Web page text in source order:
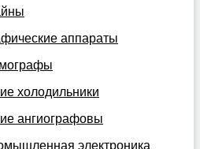
аппараты
холодильники
ангиографовы
электроника